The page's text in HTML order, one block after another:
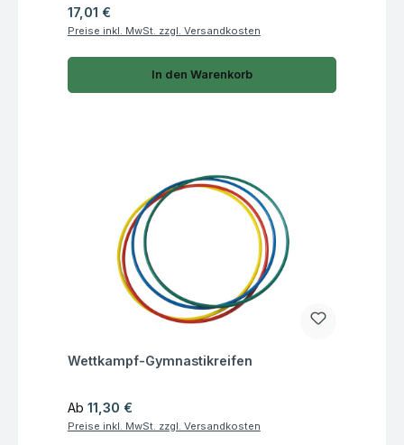
Regulärer Preis:
17,01 €
Preise inkl. MwSt. zzgl. Versandkosten
In den Warenkorb
Fragen zum Artikel
Wettkampf-Gymnastikreifen
Regulärer Preis:
Ab 11,30 €
Preise inkl. MwSt. zzgl. Versandkosten